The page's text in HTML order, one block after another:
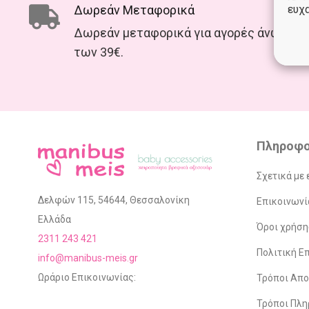
Δωρεάν Μεταφορικά
Δωρεάν μεταφορικά για αγορές άνω
των 39€.
Δελφών 115, 54644, Θεσσαλονίκη
Ελλάδα
2311 243 421
info@manibus-meis.gr
Ωράριο Επικοινωνίας:
Σχετικά με
Όροι
Πολιτική
Τρόποι
Τρόποι